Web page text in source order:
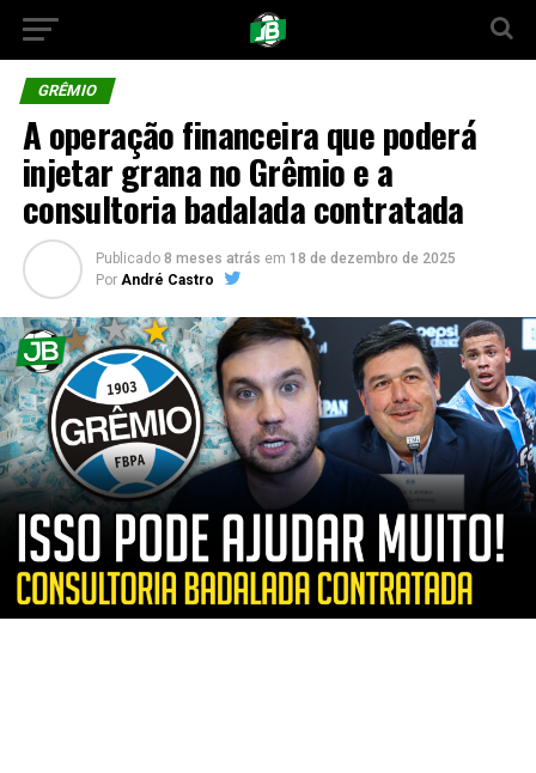
GRÊMIO
A operação financeira que poderá
injetar grana no Grêmio e a
consultoria badalada contratada
Publicado 8 meses atrás em 18 de dezembro de 2025
Por André Castro